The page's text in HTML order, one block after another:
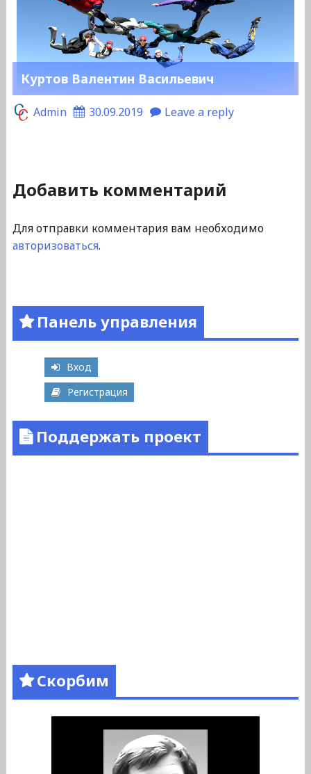
Куртов Валентин Васильевич
Admin 30.09.2019 Leave a reply
Добавить комментарий
Для отправки комментария вам необходимо
авторизоваться.
Панель управления
Вход
Регистрация
Поддержать проект
Скорбим